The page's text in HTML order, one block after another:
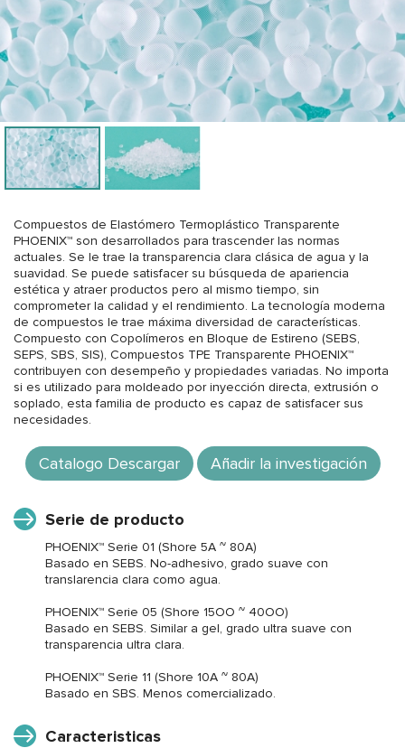
Compuestos de Elastómero Termoplástico Transparente
PHOENIX™ son desarrollados para trascender las normas
actuales. Se le trae la transparencia clara clásica de agua y la
suavidad. Se puede satisfacer su búsqueda de apariencia
estética y atraer productos pero al mismo tiempo, sin
comprometer la calidad y el rendimiento. La tecnología moderna
de compuestos le trae máxima diversidad de características.
Compuesto con Copolímeros en Bloque de Estireno (SEBS,
SEPS, SBS, SIS), Compuestos TPE Transparente PHOENIX™
contribuyen con desempeño y propiedades variadas. No importa
si es utilizado para moldeado por inyección directa, extrusión o
soplado, esta familia de producto es capaz de satisfacer sus
necesidades.
Catalogo Descargar Añadir la investigación
Serie de producto
PHOENIX™ Serie 01 (Shore 5A ~ 80A)
Basado en SEBS. No-adhesivo, grado suave con
translarencia clara como agua.
PHOENIX™ Serie 05 (Shore 15OO ~ 40OO)
Basado en SEBS. Similar a gel, grado ultra suave con
transparencia ultra clara.
PHOENIX™ Serie 11 (Shore 10A ~ 80A)
Basado en SBS. Menos comercializado.
Caracteristicas